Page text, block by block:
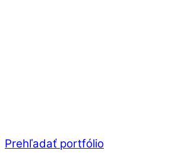
Prehľadať portfólio